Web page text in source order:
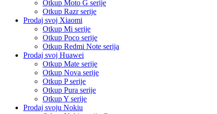
Otkup Moto G serije
Otkup Razr serije
Prodaj svoj Xiaomi
Otkup Mi serije
Otkup Poco serije
Otkup Redmi Note serija
Prodaj svoj Huawei
Otkup Mate serije
Otkup Nova serije
Otkup P serije
Otkup Pura serije
Otkup Y serije
Prodaj svoju Nokiu